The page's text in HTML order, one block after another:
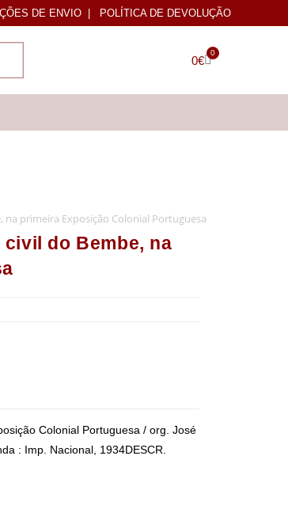
DE ENVIO | POLÍTICA DE DEVOLUÇÃO
0€
0
na primeira Exposição Colonial Portuguesa
do Bembe, na
Colonial Portuguesa / org. José
: Imp. Nacional, 1934DESCR.